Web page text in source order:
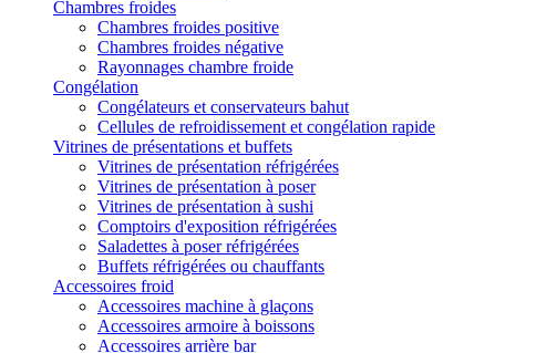
Chambres froides
Chambres froides positive
Chambres froides négative
Rayonnages chambre froide
Congélation
Congélateurs et conservateurs bahut
Cellules de refroidissement et congélation rapide
Vitrines de présentations et buffets
Vitrines de présentation réfrigérées
Vitrines de présentation à poser
Vitrines de présentation à sushi
Comptoirs d'exposition réfrigérées
Saladettes à poser réfrigérées
Buffets réfrigérées ou chauffants
Accessoires froid
Accessoires machine à glaçons
Accessoires armoire à boissons
Accessoires arrière bar